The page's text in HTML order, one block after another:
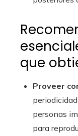
que
Proveer
personas
para